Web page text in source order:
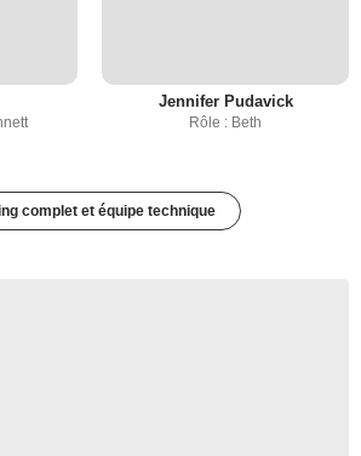
Jennifer Pudavick
Rôle : Beth
complet et équipe technique